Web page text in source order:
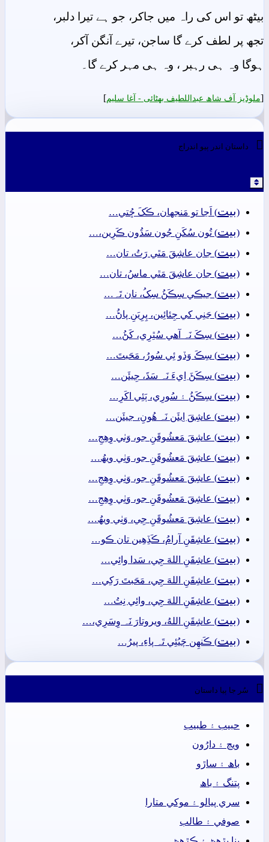
بیٹھ تو اس کی راہ میں جاکر، جو ہے تیرا دلبر،
تجھ پر لطف کرے گا ساجن، تیرے آنگن آکر،
ہوگا وہ ہی رہبر ، وہ ہی مہر کرے گا۔
[ملوڈیز آف شاھ عبداللطیف بھٹائی - آغا سليم]
 داستان اندر ٻيو اندراج
(بيت) اَڃا تو مَنجهان، ڪَکَ ڇُتي…
(بيت) تُون سُکَنِ جُون سَڌُون ڪَرِين،…
(بيت) جان عاشِقَ مَٿي رَتُ، تان…
(بيت) جان عاشِقَ مَٿي ماسُ، تان…
(بيت) جيڪي سِڪَڻُ سِکُ، نان تَہ…
(بيت) جَنِي کي جِئائِين، پِرِيَنِ پاڻُ…
(بيت) سِڪَ نَہ آھي سُٿِرِي، کَڻُ…
(بيت) سِڪَ وَڏو ئِي سُورُ، مَحَبتَ…
(بيت) سِڪَڻَ اِيءَ نَہ سَڌَ، جِيئَن…
(بيت) سِڪَڻُ ۽ سُورِي، ٻَئِي اکَرِ…
(بيت) عاشِقَ اِيئَن نَہ ھُونِ، جيئَن…
(بيت) عاشِقَ مَعشُوقَنِ جو، وَٺي وِھِجِ…
(بيت) عاشِقَ مَعشُوقَنِ جو، وَٺِي ويھُ…
(بيت) عاشِقَ مَعشُوقَنِ جو، وَٺِي وِھِجِ…
(بيت) عاشِقَ مَعشُوقَنِ جو، وَٺِي وِھِجِ…
(بيت) عاشِقَ مَعشُوقَنِ جِي، وَٺِي ويھُ…
(بيت) عاشِقَنِ آرامُ، ڪَڏِھِين تان ڪو…
(بيت) عاشِقَنِ اللهَ جِي، سَدا وائِي…
(بيت) عاشِقَنِ اللهَ جِي، مَحَبتَ رَکِي…
(بيت) عاشِقَنِ اللهَ جِي، وائِي نِتُ…
(بيت) عاشِقَنِ اللهُ، ويروتارَ نَہ وِسَرِي،…
(بيت) ڪَنھِن چَيُئِي تَہ پاءِ، پيرُ…
 سُر جا ٻيا داستان
حبيب ۽ طبيب
ويڄ ۽ دارُون
باھ ۽ ساڙو
پتنگ ۽ باھ
سري پيالو ۽ موکي متارا
صوفي ۽ طالب